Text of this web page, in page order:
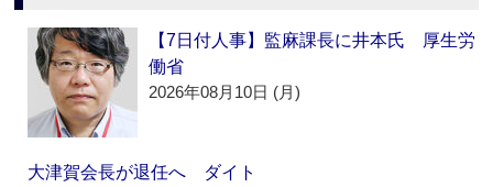
【7日付人事】監麻課長に井本氏 厚生労
働省
2026年08月10日 (月)
大津賀会長が退任へ ダイト